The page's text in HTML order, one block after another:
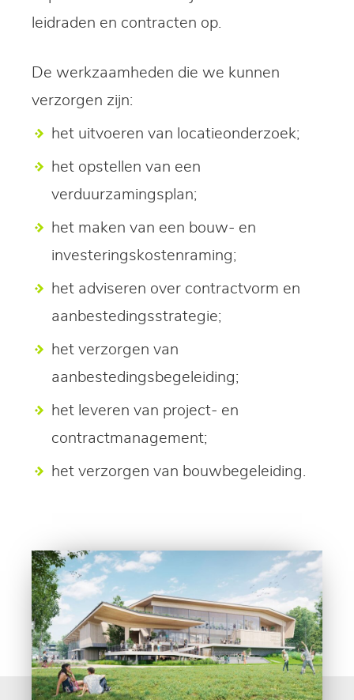
leidraden en contracten op.
De werkzaamheden die we kunnen
verzorgen zijn:
het uitvoeren van locatieonderzoek;
het opstellen van een
verduurzamingsplan;
het maken van een bouw- en
investeringskostenraming;
het adviseren over contractvorm en
aanbestedingsstrategie;
het verzorgen van
aanbestedingsbegeleiding;
het leveren van project- en
contractmanagement;
het verzorgen van bouwbegeleiding.